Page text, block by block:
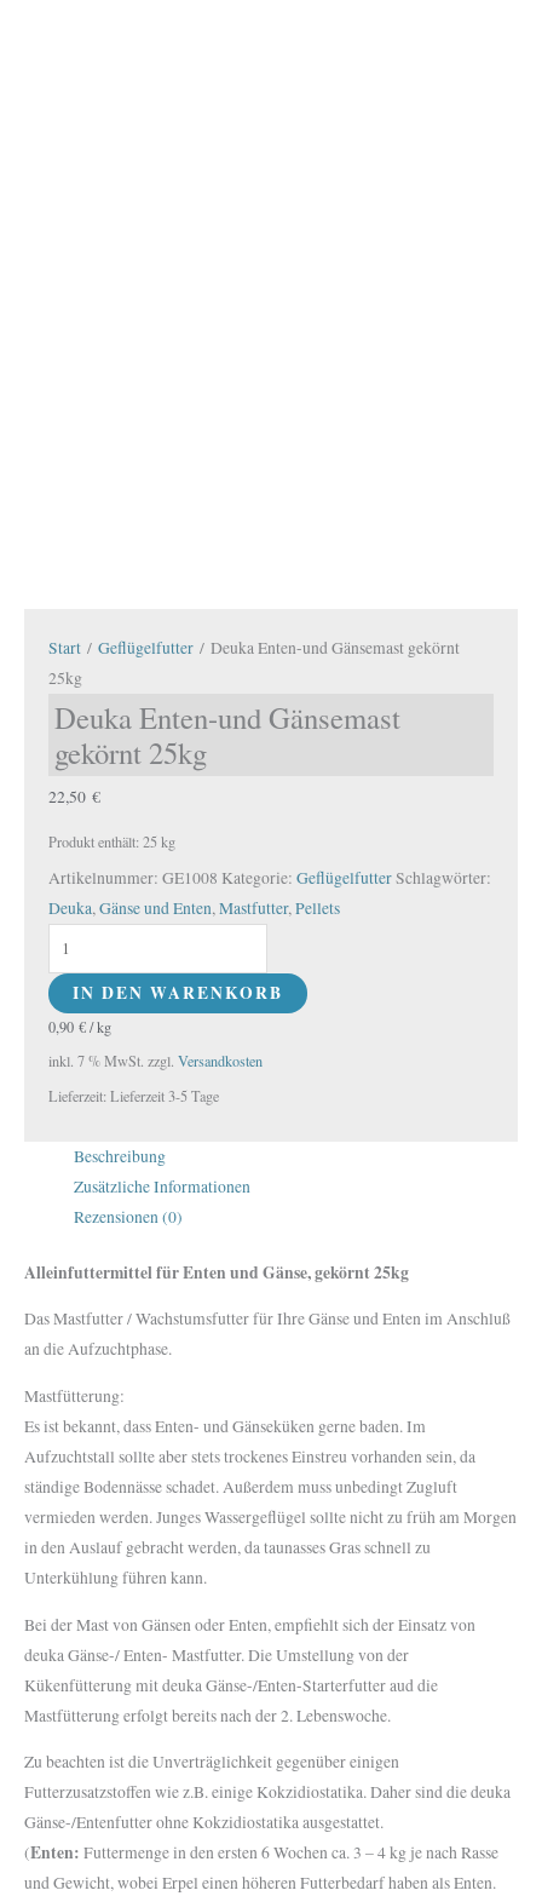
Start / Geflügelfutter / Deuka Enten-und Gänsemast gekörnt
25kg
Deuka Enten-und Gänsemast
gekörnt 25kg
22,50 €
Produkt enthält: 25 kg
Artikelnummer: GE1008 Kategorie: GeflügelfutterSchlagwörter:
Deuka,Gänse und Enten,Mastfutter,Pellets
IN DEN WARENKORB
0,90 €/kg
inkl. 7 % MwSt. zzgl. Versandkosten
Lieferzeit:Lieferzeit 3-5 Tage
Beschreibung
Zusätzliche Informationen
Rezensionen (0)
Alleinfuttermittel für Enten und Gänse, gekörnt 25kg
Das Mastfutter / Wachstumsfutter für Ihre Gänse und Enten im Anschluß
an die Aufzuchtphase.
Mastfütterung:
Es ist bekannt, dass Enten- und Gänseküken gerne baden. Im
Aufzuchtstall sollte aber stets trockenes Einstreu vorhanden sein, da
ständige Bodennässe schadet. Außerdem muss unbedingt Zugluft
vermieden werden. Junges Wassergeflügel sollte nicht zu früh am Morgen
in den Auslauf gebracht werden, da taunasses Gras schnell zu
Unterkühlung führen kann.
Bei der Mast von Gänsen oder Enten, empfiehlt sich der Einsatz von
deuka Gänse-/ Enten- Mastfutter. Die Umstellung von der
Kükenfütterung mit deuka Gänse-/Enten-Starterfutter aud die
Mastfütterung erfolgt bereits nach der 2. Lebenswoche.
Zu beachten ist die Unverträglichkeit gegenüber einigen
Futterzusatzstoffen wie z.B. einige Kokzidiostatika. Daher sind die deuka
Gänse-/Entenfutter ohne Kokzidiostatika ausgestattet.
(Enten: Futtermenge in den ersten 6 Wochen ca. 3 – 4 kg je nach Rasse
und Gewicht, wobei Erpel einen höheren Futterbedarf haben als Enten.